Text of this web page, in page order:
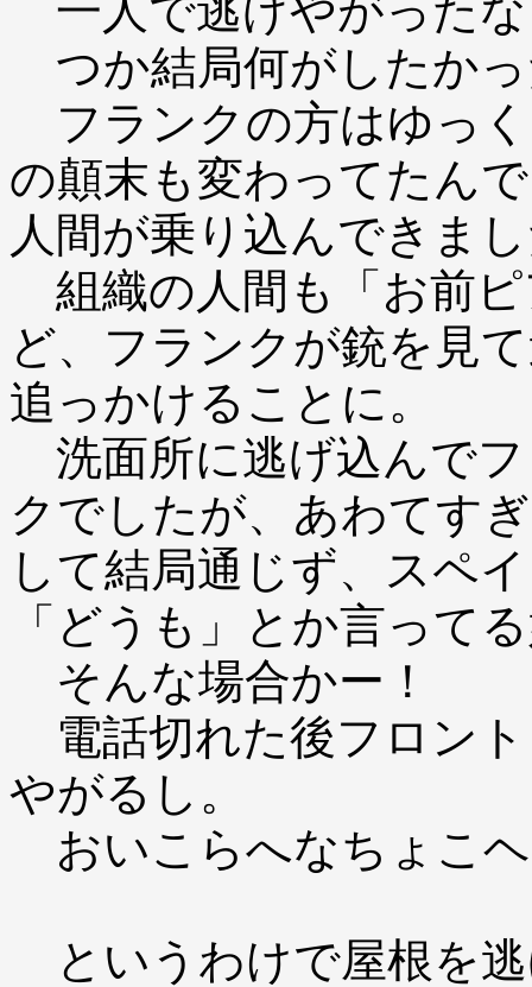
一人で逃げやがった
つか結局何がしたか
フランクの方はゆっ
の顛末も変わってたん
人間が乗り込んできま
組織の人間も「お前
ど、フランクが銃を見
追っかけることに。
洗面所に逃げ込んで
クでしたが、あわてす
して結局通じず、スペ
「どうも」とか言って
そんな場合かー！
電話切れた後フロン
やがるし。
おいこらへなちょこ
というわけで屋根を